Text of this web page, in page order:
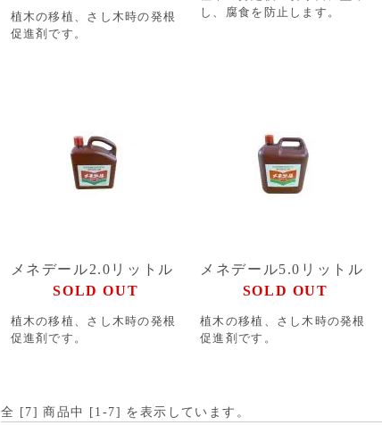
植木の移植、さし木時の発根
促進剤です。
し、腐食を防止します。
メネデール2.0リットル
SOLD OUT
植木の移植、さし木時の発根
促進剤です。
メネデール5.0リットル
SOLD OUT
植木の移植、さし木時の発根
促進剤です。
全 [ 7] 商品中 [ 1 -7] を表示しています。